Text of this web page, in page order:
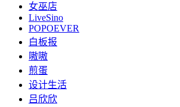
女巫店
LiveSino
POPOEVER
白板报
嗷嗷
煎蛋
设计生活
吕欣欣